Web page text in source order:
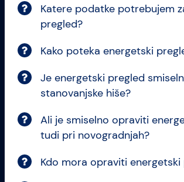
Katere podatke potrebujem
pregled?
Kako poteka energetski
Je energetski pregled
stanovanjske hiše?
Ali je smiselno opraviti
tudi pri novogradnjah?
Kdo mora opraviti energetski